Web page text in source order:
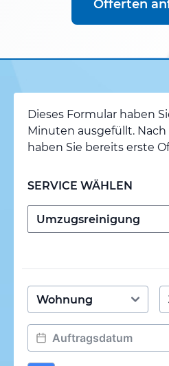
Offerten
Dieses Formular haben
Minuten ausgefüllt.
haben Sie bereits erste
SERVICE WÄHLEN